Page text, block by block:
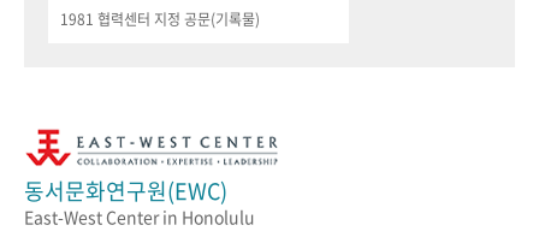
1981 협력센터 지정 공문(기록물)
동서문화연구원(EWC)
East-West Center in Honolulu